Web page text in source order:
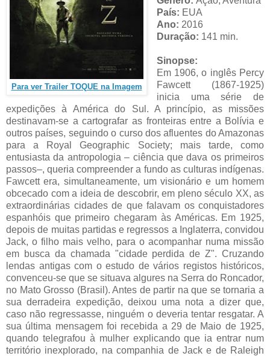
Para ver Trailer TOQUE na Imagem
País: EUA
Ano: 2016
Duração: 141 min.
Sinopse:
Em 1906, o inglês Percy
Fawcett (1867-1925)
inicia uma série de
expedições à América do Sul. A princípio, as missões
destinavam-se a cartografar as fronteiras entre a Bolívia e
outros países, seguindo o curso dos afluentes do Amazonas
para a Royal Geographic Society; mais tarde, como
entusiasta da antropologia – ciência que dava os primeiros
passos–, queria compreender a fundo as culturas indígenas.
Fawcett era, simultaneamente, um visionário e um homem
obcecado com a ideia de descobrir, em pleno século XX, as
extraordinárias cidades de que falavam os conquistadores
espanhóis que primeiro chegaram às Américas. Em 1925,
depois de muitas partidas e regressos a Inglaterra, convidou
Jack, o filho mais velho, para o acompanhar numa missão
em busca da chamada "cidade perdida de Z". Cruzando
lendas antigas com o estudo de vários registos históricos,
convenceu-se que se situava algures na Serra do Roncador,
no Mato Grosso (Brasil). Antes de partir na que se tornaria a
sua derradeira expedição, deixou uma nota a dizer que,
caso não regressasse, ninguém o deveria tentar resgatar. A
sua última mensagem foi recebida a 29 de Maio de 1925,
quando telegrafou à mulher explicando que ia entrar num
território inexplorado, na companhia de Jack e de Raleigh